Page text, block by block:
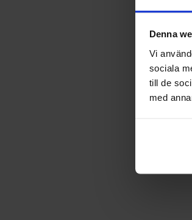
Denna
Vi
sociala
till de
med